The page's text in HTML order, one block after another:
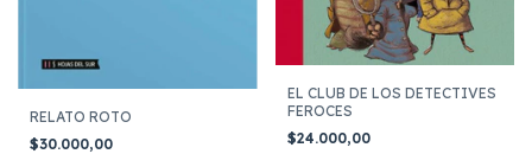
RELATO ROTO
$30.000,00
EL CLUB DE LOS DETECTIVES
FEROCES
$24.000,00